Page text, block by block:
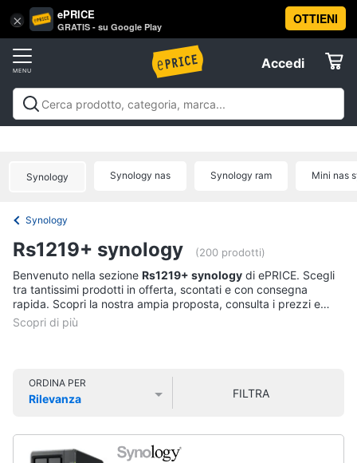
× ePRICE
GRATIS - su Google Play
OTTIENI
Accedi
Accedi
Registrati
Offerte
Tv
e
Home
Cinema
home
Vai
al
Synology Synology nas Synology ram Mini nas
Synology
Rs1219+ synology (200 prodotti)
Benvenuto nella sezione Rs1219+ synology di ePRICE. Scegli
tra tantissimi prodotti in offerta, scontati e con consegna
rapida. Scopri la nostra ampia proposta, consulta i prezzi e
acquista comodamente online.
ORDINA PER
Rilevanza
FILTRA